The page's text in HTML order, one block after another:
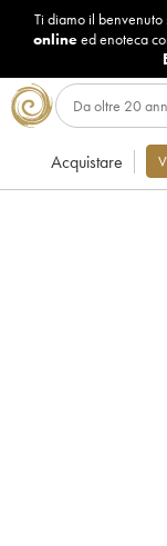
Ti diamo il
onlineed enoteca
Acquistare